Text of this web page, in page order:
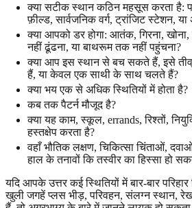
क्या सटीक स्थान कठिन महसूस करता है:
फ़ील्ड, सार्वजनिक वर्ग, ट्रांजिट स्टेशन,
क्या आपको डर होगा: आतंक, गिरना,
नहीं ढूंढना, या बाथरूम तक नहीं पहुंचना?
क्या आप इस स्थान से बच सकते हैं, इसे
हैं, या केवल एक साथी के साथ चलते हैं?
क्या भय एक से अधिक स्थितियों में होता है?
कब तक पैटर्न मौजूद है?
क्या यह काम, स्कूल, errands, रिश्तों,
हस्तक्षेप करता है?
वहाँ भौतिक लक्षण, चिकित्सा चिंताओं, दवाओं,
हाल के तनावों कि तस्वीर का हिस्सा हो
यदि आपके उत्तर कई स्थितियों में बार-बार
खुली जगहें प्लस भीड़, परिवहन, संलग्न स्थान,